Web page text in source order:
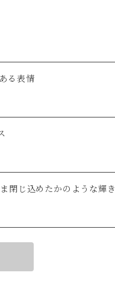
る表情
閉じ込めたかのような輝き